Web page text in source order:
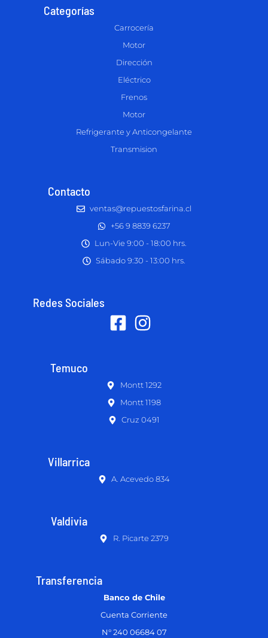
Categorías
Carrocería
Motor
Dirección
Eléctrico
Frenos
Motor
Refrigerante y Anticongelante
Transmision
Contacto
ventas@repuestosfarina.cl
+56 9 8839 6237
Lun-Vie 9:00 - 18:00 hrs.
Sábado 9:30 - 13:00 hrs.
Redes Sociales
Temuco
Montt 1292
Montt 1198
Cruz 0491
Villarrica
A. Acevedo 834
Valdivia
R. Picarte 2379
Transferencia
Banco de Chile
Cuenta Corriente
N° 240 06684 07